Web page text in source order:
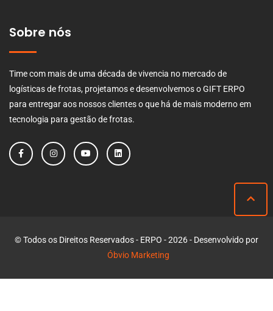
Sobre nós
Time com mais de uma década de vivencia no mercado de
logísticas de frotas, projetamos e desenvolvemos o GIFT ERPO
para entregar aos nossos clientes o que há de mais moderno em
tecnologia para gestão de frotas.
© Todos os Direitos Reservados - ERPO - 2026 - Desenvolvido por
Óbvio Marketing